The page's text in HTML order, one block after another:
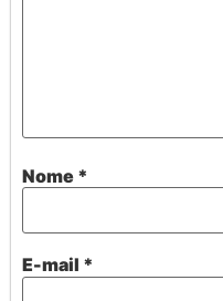
Nome *
E-mail *